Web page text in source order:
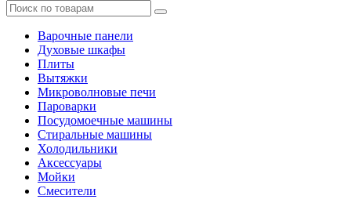
Варочные панели
Духовые шкафы
Плиты
Вытяжки
Микроволновые печи
Пароварки
Посудомоечные машины
Стиральные машины
Холодильники
Аксессуары
Мойки
Cмесители